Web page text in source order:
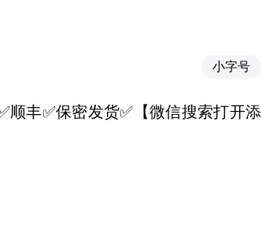
小字号
顺丰✅保密发货✅【微信搜索打开添